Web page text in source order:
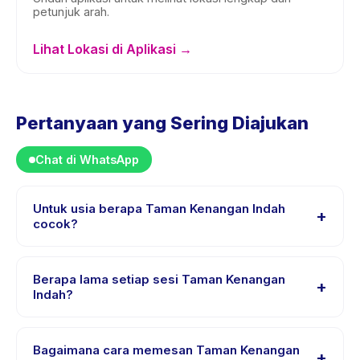
petunjuk arah.
Lihat Lokasi di Aplikasi →
Pertanyaan yang Sering Diajukan
Chat di WhatsApp
Untuk usia berapa Taman Kenangan Indah
cocok?
+
sampai 16 tahun. Instruktur menyesuaikan program
untuk berbagai tingkat kemampuan dalam rentang usia
Berapa lama setiap sesi Taman Kenangan
Indah?
+
paket. Cek detail aktivitas untuk waktu pasti.
Bagaimana cara memesan Taman Kenangan